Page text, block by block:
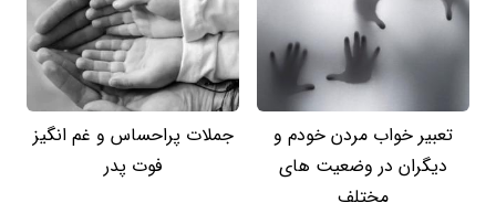
تعبیر خواب مردن خودم و
دیگران در وضعیت های
مختلف
جملات پراحساس و غم انگیز
فوت پدر